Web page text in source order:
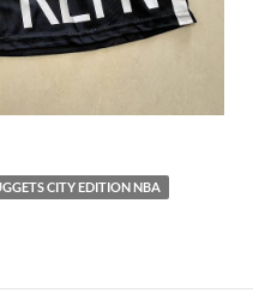
CITY EDITION NBA